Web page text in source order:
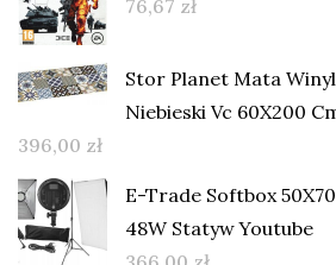
76,67 zł
Stor Planet Mata
Niebieski Vc 60X200
396,00 zł
E-Trade Softbox
48W Statyw Youtube